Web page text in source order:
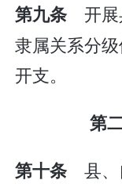
第九条开
隶属关系分
开支。
第
第十条县